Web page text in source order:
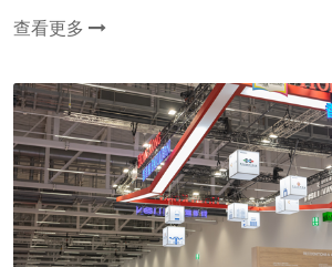
查看更多